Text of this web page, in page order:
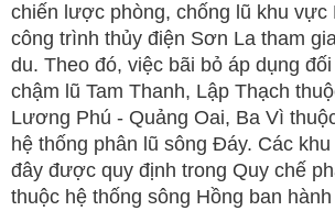
chiến lược phòng, chống lũ khu vực
công trình thủy điện Sơn La tham
du. Theo đó, việc bãi bỏ áp dụng
chậm lũ Tam Thanh, Lập Thạch
Lương Phú - Quảng Oai, Ba Vì
hệ thống phân lũ sông Đáy. Các
đây được quy định trong Quy chế
thuộc hệ thống sông Hồng ban